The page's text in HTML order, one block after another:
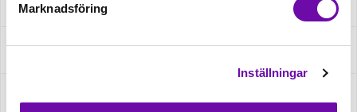
Marknadsföring
Inställningar
Description
Ask about product